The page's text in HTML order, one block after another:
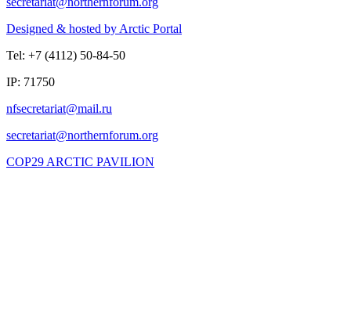
Designed & hosted by Arctic Portal
Tel: +7 (4112) 50-84-50
IP: 71750
COP29 ARCTIC PAVILION